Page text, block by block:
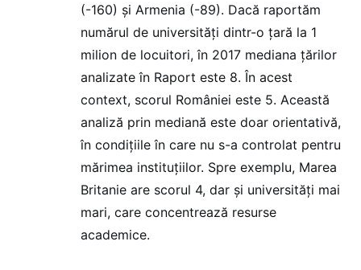
(-160) și Armenia (-89). Dacă raportăm
numărul de universități dintr-o țară la 1
milion de locuitori, în 2017 mediana țărilor
analizate în Raport este 8. În acest
context, scorul României este 5. Această
analiză prin mediană este doar orientativă,
în condițiile în care nu s-a controlat pentru
mărimea instituțiilor. Spre exemplu, Marea
Britanie are scorul 4, dar și universități mai
mari, care concentrează resurse
academice.